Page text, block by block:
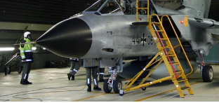
nord
wahrheit
verlag